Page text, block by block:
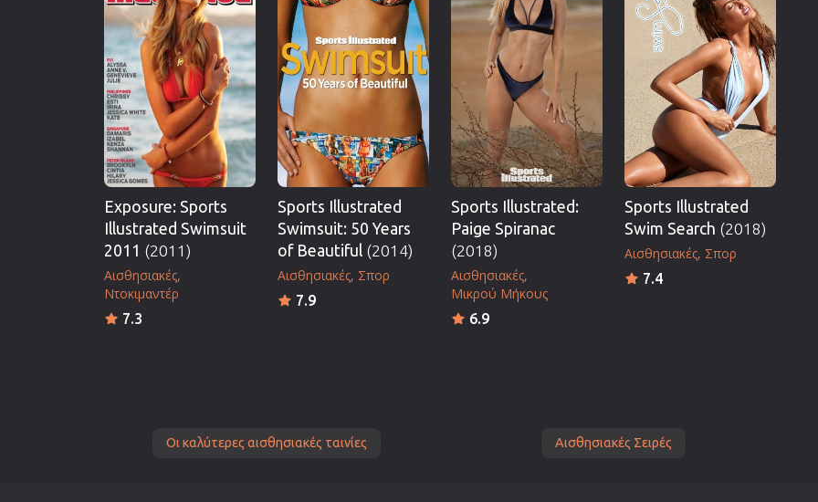
Exposure: Sports
Illustrated Swimsuit
2011 (2011)
Αισθησιακές
Ντοκιμαντέρ
7.3
Sports Illustrated
Swimsuit: 50 Years
of Beautiful (2014)
Αισθησιακές Σπορ
7.9
Sports Illustrated:
Paige Spiranac
(2018)
Αισθησιακές
Μικρού Μήκους
6.9
Sports Illustrated
Swim Search (2018)
Αισθησιακές Σπορ
7.4
Οι καλύτερες αισθησιακές ταινίες Αισθησιακές Σειρές